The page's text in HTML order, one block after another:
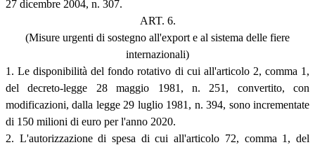
27 dicembre 2004, n. 307.
ART. 6.
(Misure urgenti di sostegno all'export e al sistema delle fiere
internazionali)
1. Le disponibilità del fondo rotativo di cui all'articolo 2, comma 1,
del decreto-legge 28 maggio 1981, n. 251, convertito, con
modificazioni, dalla legge 29 luglio 1981, n. 394, sono incrementate
di 150 milioni di euro per l'anno 2020.
2. L'autorizzazione di spesa di cui all'articolo 72, comma 1, del